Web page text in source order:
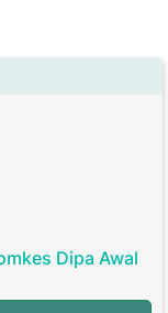
Dipa Awal